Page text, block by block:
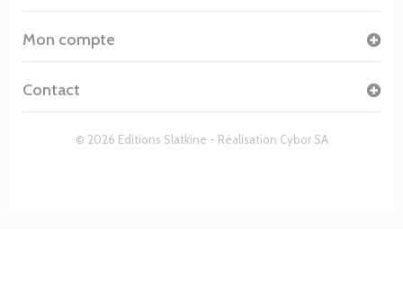
© 2026 Editions Slatkine - Réalisation Cybor SA
Mon compte
Contact